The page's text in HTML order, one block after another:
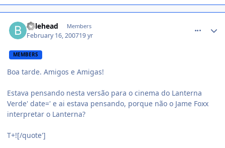
balehead Members
February 16, 200719 yr
MEMBERS
Boa tarde. Amigos e Amigas!
Estava pensando nesta versão para o cinema do Lanterna
Verde' date=' e ai estava pensando, porque não o Jame Foxx
interpretar o Lanterna?
T+![/quote']